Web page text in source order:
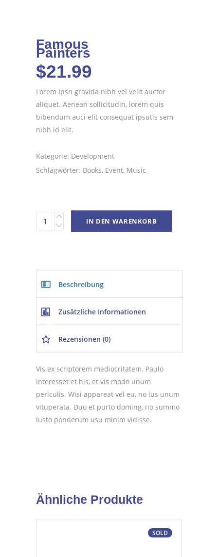
Famous
Painters
$21.99
Lorem Ipsn gravida nibh vel velit auctor
aliquet. Aenean sollicitudin, lorem quis
bibendum auci elit consequat ipsutis sem
nibh id elit.
Kategorie: Development
Schlagwörter: Books, Event, Music
IN DEN WARENKORB
Beschreibung
Zusätzliche Informationen
Rezensionen (0)
Vis ex scriptorem mediocritatem. Paulo
interesset et his, et vis modo unum
periculis. Wisi appareat vel eu, no ius unum
vituperata. Duo et purto doming, no summo
iusto ponderum usu minim vidisse.
Ähnliche Produkte
SOLD